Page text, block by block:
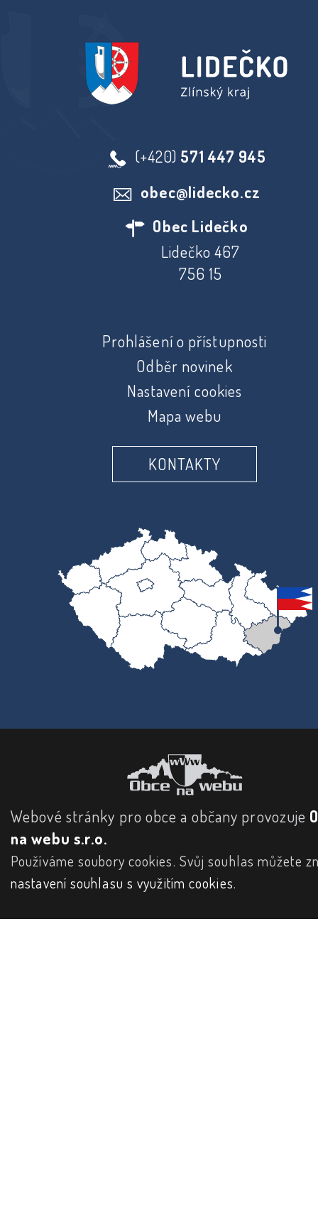
(+420) 571 447 945
obec@lidecko.cz
Obec Lidečko
Lidečko 467
756 15
Prohlášení o přístupnosti
Odběr novinek
Nastavení cookies
Mapa webu
KONTAKTY
Webové stránky pro obce a občany provozuje
na webu s.r.o.
Používáme soubory cookies. Svůj souhlas můžete
nastavení souhlasu s využitím cookies.